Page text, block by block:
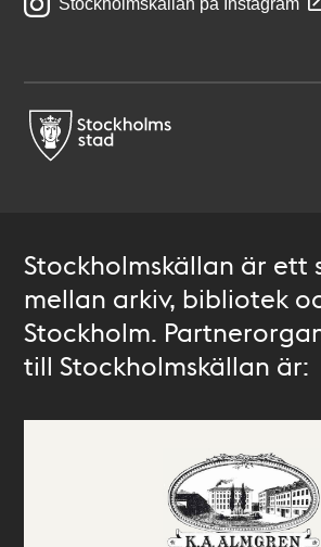
Stockholmskällan på Instagram
Stockholmskällan är ett
mellan arkiv, bibliotek
Stockholm.
till Stockholmskällan är: